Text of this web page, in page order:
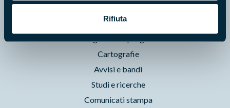
Rifiuta
Aziende Natura in Campo
Cartografie
Avvisi e bandi
Studi e ricerche
Comunicati stampa